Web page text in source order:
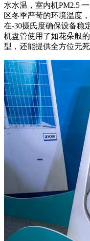
水水温，室内机PM2.5
区冬季严苛的环境温度
在-30摄氏度确保设备稳
机盘管使用了如花朵般
型，还能提供全方位无